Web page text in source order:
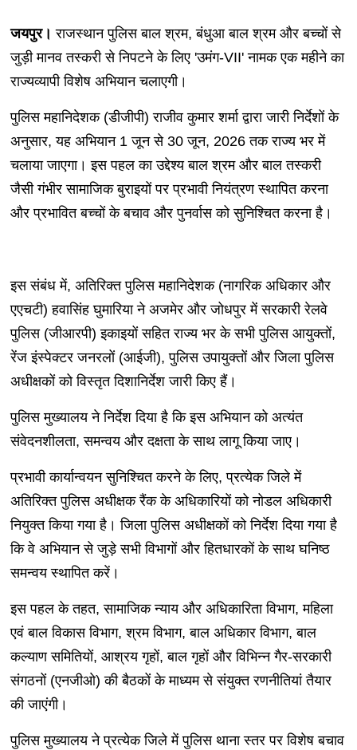
जयपुर।राजस्थान पुलिस बाल श्रम, बंधुआ बाल श्रम और बच्चों से
जुड़ी मानव तस्करी से निपटने के लिए 'उमंग-VII' नामक एक महीने का
राज्यव्यापी विशेष अभियान चलाएगी।
पुलिस महानिदेशक (डीजीपी) राजीव कुमार शर्मा द्वारा जारी निर्देशों के
अनुसार, यह अभियान 1 जून से 30 जून, 2026 तक राज्य भर में
चलाया जाएगा। इस पहल का उद्देश्य बाल श्रम और बाल तस्करी
जैसी गंभीर सामाजिक बुराइयों पर प्रभावी नियंत्रण स्थापित करना
और प्रभावित बच्चों के बचाव और पुनर्वास को सुनिश्चित करना है।
इस संबंध में, अतिरिक्त पुलिस महानिदेशक (नागरिक अधिकार और
एएचटी) हवासिंह घुमारिया ने अजमेर और जोधपुर में सरकारी रेलवे
पुलिस (जीआरपी) इकाइयों सहित राज्य भर के सभी पुलिस आयुक्तों,
रेंज इंस्पेक्टर जनरलों (आईजी), पुलिस उपायुक्तों और जिला पुलिस
अधीक्षकों को विस्तृत दिशानिर्देश जारी किए हैं।
पुलिस मुख्यालय ने निर्देश दिया है कि इस अभियान को अत्यंत
संवेदनशीलता, समन्वय और दक्षता के साथ लागू किया जाए।
प्रभावी कार्यान्वयन सुनिश्चित करने के लिए, प्रत्येक जिले में
अतिरिक्त पुलिस अधीक्षक रैंक के अधिकारियों को नोडल अधिकारी
नियुक्त किया गया है। जिला पुलिस अधीक्षकों को निर्देश दिया गया है
कि वे अभियान से जुड़े सभी विभागों और हितधारकों के साथ घनिष्ठ
समन्वय स्थापित करें।
इस पहल के तहत, सामाजिक न्याय और अधिकारिता विभाग, महिला
एवं बाल विकास विभाग, श्रम विभाग, बाल अधिकार विभाग, बाल
कल्याण समितियों, आश्रय गृहों, बाल गृहों और विभिन्न गैर-सरकारी
संगठनों (एनजीओ) की बैठकों के माध्यम से संयुक्त रणनीतियां तैयार
की जाएंगी।
पुलिस मुख्यालय ने प्रत्येक जिले में पुलिस थाना स्तर पर विशेष बचाव